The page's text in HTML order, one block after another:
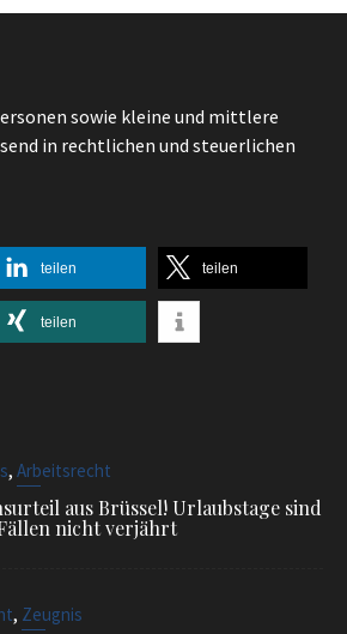
sowie kleine und mittlere
in rechtlichen und steuerlichen
teilen teilen
teilen
, Arbeitsrecht
aus Brüssel! Urlaubstage sind
nicht verjährt
, Zeugnis